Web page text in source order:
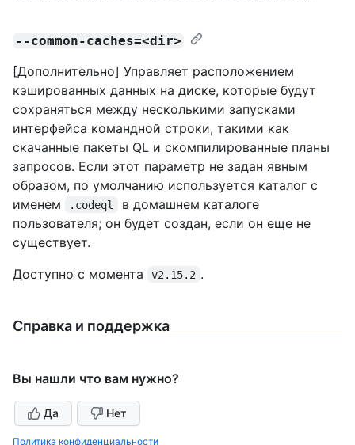
--common-caches=<dir>
[Дополнительно] Управляет расположением
кэшированных данных на диске, которые будут
сохраняться между несколькими запусками
интерфейса командной строки, такими как
скачанные пакеты QL и скомпилированные планы
запросов. Если этот параметр не задан явным
образом, по умолчанию используется каталог с
именем
.codeql
в домашнем каталоге
пользователя; он будет создан, если он еще не
существует.
Доступно с момента
v2.15.2 .
Справка и поддержка
Вы нашли что вам нужно?
Да Нет
Политика конфиденциальности